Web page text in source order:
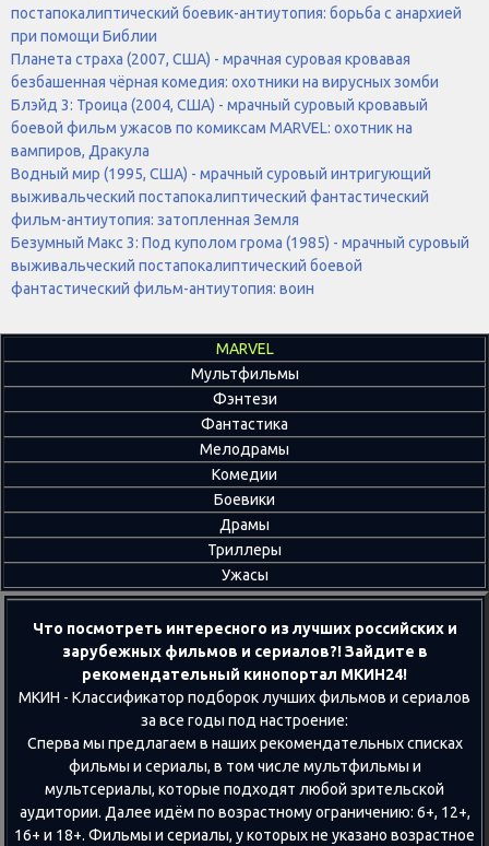
постапокалиптический боевик-антиутопия: борьба с анархией
при помощи Библии
Планета страха (2007, США) - мрачная суровая кровавая
безбашенная чёрная комедия: охотники на вирусных зомби
Блэйд 3: Троица (2004, США) - мрачный суровый кровавый
боевой фильм ужасов по комиксам MARVEL: охотник на
вампиров, Дракула
Водный мир (1995, США) - мрачный суровый интригующий
выживальческий постапокалиптический фантастический
фильм-антиутопия: затопленная Земля
Безумный Макс 3: Под куполом грома (1985) - мрачный суровый
выживальческий постапокалиптический боевой
фантастический фильм-антиутопия: воин
MARVEL
Мультфильмы
Фэнтези
Фантастика
Мелодрамы
Комедии
Боевики
Драмы
Триллеры
Ужасы
Что посмотреть интересного из лучших российских и
зарубежных фильмов и сериалов?! Зайдите в
рекомендательный кинопортал МКИН24!
МКИН - Классификатор подборок лучших фильмов и сериалов
за все годы под настроение:
Сперва мы предлагаем в наших рекомендательных списках
фильмы и сериалы, в том числе мультфильмы и
мультсериалы, которые подходят любой зрительской
аудитории. Далее идём по возрастному ограничению: 6+, 12+,
16+ и 18+. Фильмы и сериалы, у которых не указано возрастное